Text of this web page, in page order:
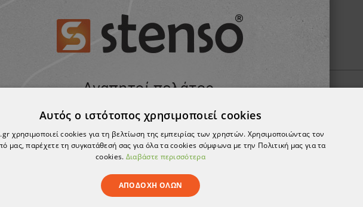
ΠΡΟΪΌΝ, ΑΓΌΡΑΣΑΝ ΕΠΊΣΗΣ:
Αυτός ο ιστότοπος χρησιμοποιεί cookies
χρησιμοποιεί cookies για τη βελτίωση της εμπειρίας των χρηστών. Χρησιμοποιώντας τον
μας, παρέχετε τη συγκατάθεσή σας για όλα τα cookies σύμφωνα με την Πολιτική μας για τα
cookies. Διαβάστε περισσότερα
ΑΠΟΔΟΧΉ ΌΛΩΝ